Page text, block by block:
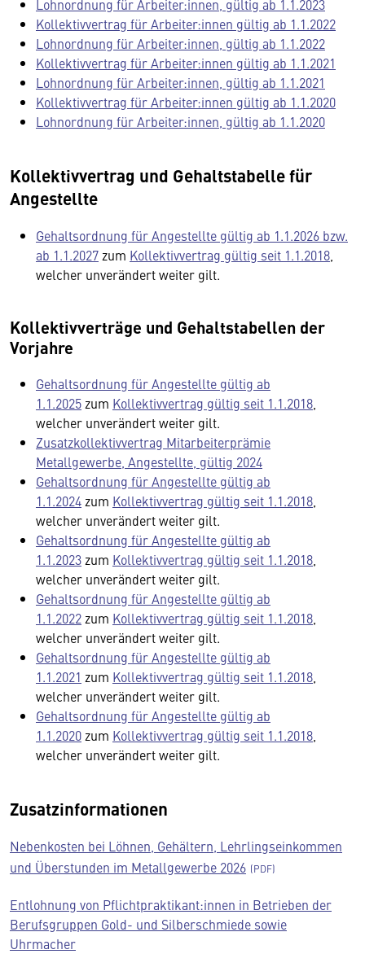
Lohnordnung für Arbeiter:innen, gültig ab 1.1.2023
Kollektivvertrag für Arbeiter:innen gültig ab 1.1.2022
Lohnordnung für Arbeiter:innen, gültig ab 1.1.2022
Kollektivvertrag für Arbeiter:innen gültig ab 1.1.2021
Lohnordnung für Arbeiter:innen, gültig ab 1.1.2021
Kollektivvertrag für Arbeiter:innen gültig ab 1.1.2020
Lohnordnung für Arbeiter:innen, gültig ab 1.1.2020
Kollektivvertrag und Gehaltstabelle für
Angestellte
Gehaltsordnung für Angestellte gültig ab 1.1.2026 bzw.
ab 1.1.2027 zum Kollektivvertrag gültig seit 1.1.2018
welcher unverändert weiter gilt.
Kollektivverträge und Gehaltstabellen der
Vorjahre
Gehaltsordnung für Angestellte gültig ab
1.1.2025 zum Kollektivvertrag gültig seit 1.1.2018
welcher unverändert weiter gilt.
Zusatzkollektivvertrag Mitarbeiterprämie
Metallgewerbe, Angestellte, gültig 2024
Gehaltsordnung für Angestellte gültig ab
1.1.2024 zum Kollektivvertrag gültig seit 1.1.2018
welcher unverändert weiter gilt.
Gehaltsordnung für Angestellte gültig ab
1.1.2023 zum Kollektivvertrag gültig seit 1.1.2018
welcher unverändert weiter gilt.
Gehaltsordnung für Angestellte gültig ab
1.1.2022 zum Kollektivvertrag gültig seit 1.1.2018
welcher unverändert weiter gilt.
Gehaltsordnung für Angestellte gültig ab
1.1.2021 zum Kollektivvertrag gültig seit 1.1.2018
welcher unverändert weiter gilt.
Gehaltsordnung fürAngestellte gültig ab
1.1.2020 zum Kollektivvertrag gültig seit 1.1.2018
welcher unverändert weiter gilt.
Zusatzinformationen
Nebenkosten bei Löhnen, Gehältern, Lehrlingseinkommen
und Überstunden im Metallgewerbe 2026
Entlohnung von Pflichtpraktikant:innen in Betrieben der
Berufsgruppen Gold- und Silberschmiede sowie
Uhrmacher